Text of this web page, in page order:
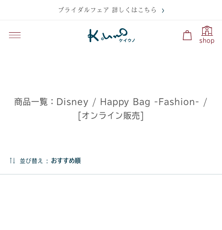
ブライダルフェア 詳しくはこちら
shop
商品一覧：Disney / Happy Bag -Fashion- /
[オンライン販売]
並び替え :